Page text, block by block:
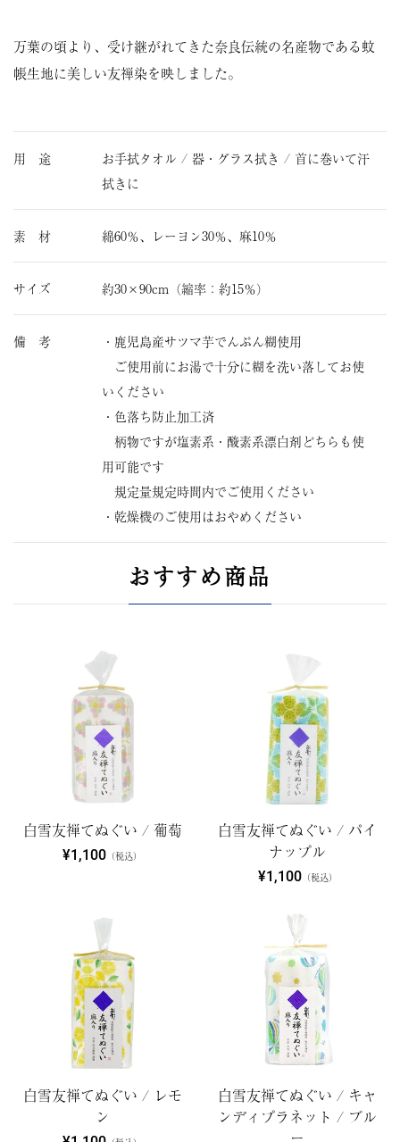
万葉の頃より、受け継がれてきた奈良伝統の名産物である蚊
帳生地に美しい友禅染を映しました。
用 途
お手拭タオル / 器・グラス拭き / 首に巻いて汗
拭きに
素 材 綿60％、レーヨン30％、麻10％
サイズ 約30×90cm（縮率：約15％）
備 考
・鹿児島産サツマ芋でんぷん糊使用
ご使用前にお湯で十分に糊を洗い落してお使
いください
・色落ち防止加工済
柄物ですが塩素系・酸素系漂白剤どちらも使
用可能です
規定量規定時間内でご使用ください
・乾燥機のご使用はおやめください
おすすめ商品
白雪友禅てぬぐい / 葡萄
¥1,100 （税込）
白雪友禅てぬぐい / パイ
ナップル
¥1,100（税込）
白雪友禅てぬぐい / レモ
ン
白雪友禅てぬぐい / キャ
ンディプラネット / ブル
ー